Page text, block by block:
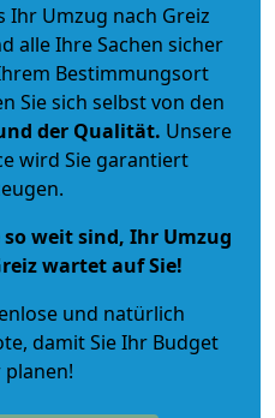
Ihr Umzug nach Greiz
alle Ihre Sachen sicher
Bestimmungsort
Sie sich selbst von den
der Qualität. Unsere
wird Sie garantiert
weit sind, Ihr Umzug
wartet auf Sie!
und natürlich
, damit Sie Ihr Budget
planen!